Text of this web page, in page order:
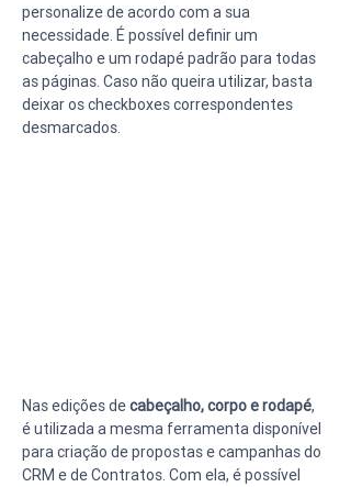
personalize de acordo com a sua
necessidade. É possível definir um
cabeçalho e um rodapé padrão para todas
as páginas. Caso não queira utilizar, basta
deixar os checkboxes correspondentes
desmarcados.
Nas edições de cabeçalho, corpo e rodapé,
é utilizada a mesma ferramenta disponível
para criação de propostas e campanhas do
CRM e de Contratos. Com ela, é possível